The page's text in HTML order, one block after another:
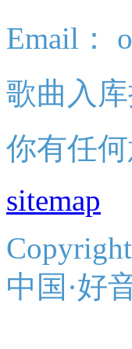
Email：
歌曲入库
你有任
sitemap
中国·好